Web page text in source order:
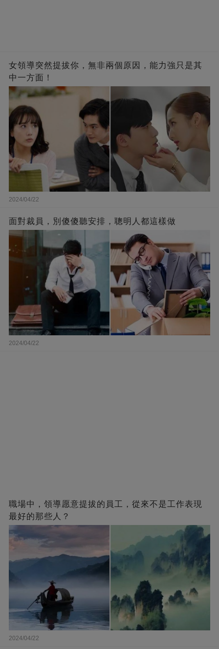
女領導突然提拔你，無非兩個原因，能力強只是其
中一方面！
2024/04/22
面對裁員，別傻傻聽安排，聰明人都這樣做
2024/04/22
職場中，領導愿意提拔的員工，從來不是工作表現
最好的那些人？
2024/04/22